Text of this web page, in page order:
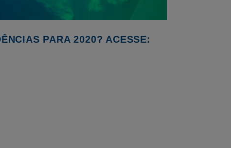
PARA 2020? ACESSE: